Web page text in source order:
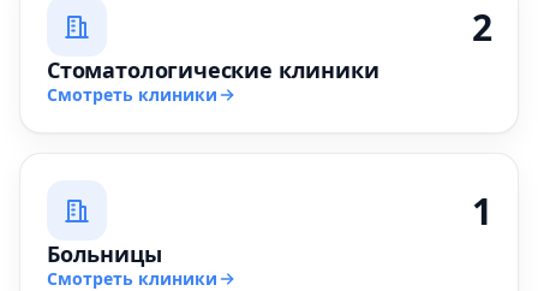
2
Стоматологические клиники
Смотреть клиники
1
Больницы
Смотреть клиники